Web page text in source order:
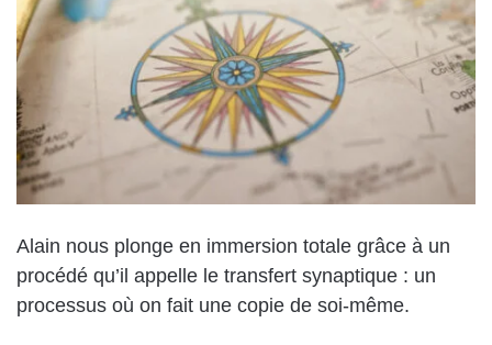
Alain nous plonge en immersion totale grâce à un
procédé qu’il appelle le transfert synaptique : un
processus où on fait une copie de soi-même.